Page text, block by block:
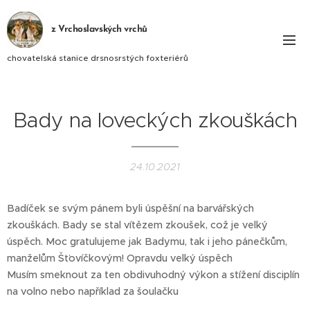
z Vrchoslavských vrchů
chovatelská stanice drsnosrstých foxteriérů
Bady na loveckých zkouškách
24.10.2021
Badíček se svým pánem byli úspěšní na barvářských
zkouškách. Bady se stal vítězem zkoušek, což je velký
úspěch. Moc gratulujeme jak Badymu, tak i jeho pánečkům,
manželům Šťovíčkovým! Opravdu velký úspěch 👏
Musím smeknout za ten obdivuhodný výkon a stížení disciplín
na volno nebo například za šoulačku